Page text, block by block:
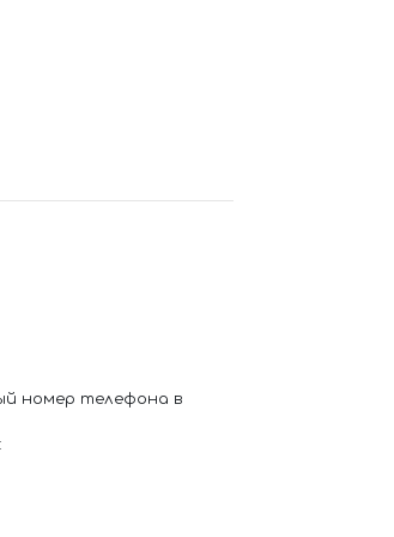
номер телефона в